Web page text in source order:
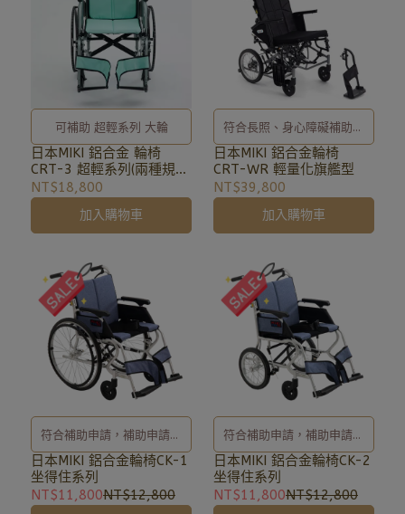
可補助 超輕系列 大輪
日本MIKI 鋁合金 輪椅
CRT-3 超輕系列(兩種規
格) 出國,旅遊輕量
NT$18,800
加入購物車
符合長照、身心障礙補助項
目，歡迎洽詢02-8257-
0353或加入亞德官方LINE
ID: @uryard，謝謝。
日本MIKI 鋁合金輪椅
CRT-WR 輕量化旗艦型
NT$39,800
加入購物車
符合補助申請，補助申請辦
理及相關事宜、歡迎洽詢
02-8257-0353或加入亞德
官方LINE ID: @uryard，謝
日本MIKI 鋁合金輪椅CK-1
坐得住系列
NT$11,800NT$12,800
符合補助申請，補助申請辦
理及相關事宜、歡迎洽詢
02-8257-0353或加入亞德
官方LINE ID: @uryard，謝
日本MIKI 鋁合金輪椅CK-2
坐得住系列
NT$11,800NT$12,800